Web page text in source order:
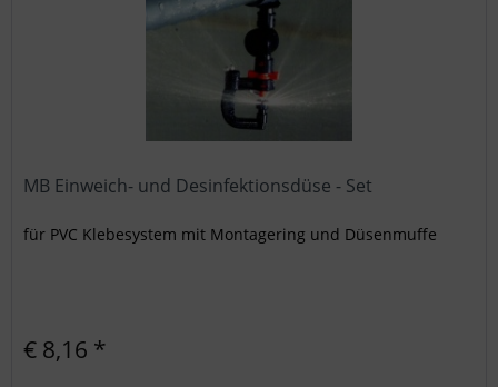
MB Einweich- und Desinfektionsdüse - Set
für PVC Klebesystem mit Montagering und Düsenmuffe
€ 8,16 *